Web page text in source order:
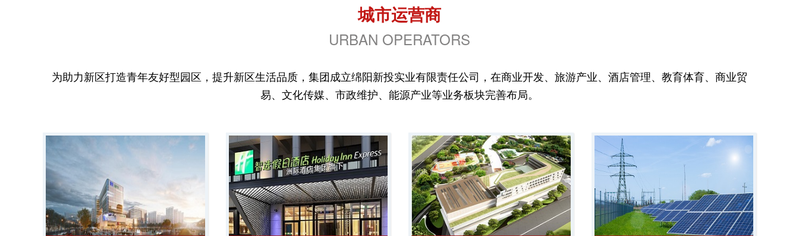
城市运营商
URBAN OPERATORS
为助力新区打造青年友好型园区，提升新区生活品质，集团成立绵阳新投实业有限责任公司，在商业开发、旅游产业、酒店管理、教育体育、商业贸
易、文化传媒、市政维护、能源产业等业务板块完善布局。